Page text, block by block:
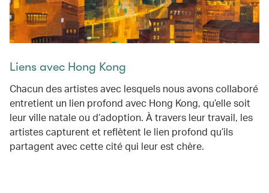
Liens avec Hong Kong
Chacun des artistes avec lesquels nous avons collaboré
entretient un lien profond avec Hong Kong, qu’elle soit
leur ville natale ou d’adoption. À travers leur travail, les
artistes capturent et reflètent le lien profond qu’ils
partagent avec cette cité qui leur est chère.